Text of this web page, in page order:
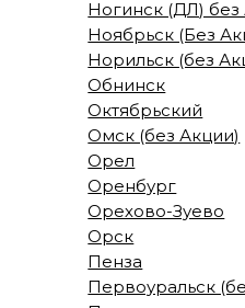
Ногинск (ДЛ) без
Ноябрьск (Без
Норильск (без
Обнинск
Октябрьский
Омск (без Акции)
Орел
Оренбург
Орехово-Зуево
Орск
Пенза
Первоуральск